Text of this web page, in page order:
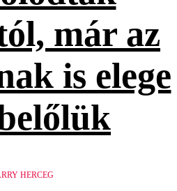
már az
is elege
HERCEG